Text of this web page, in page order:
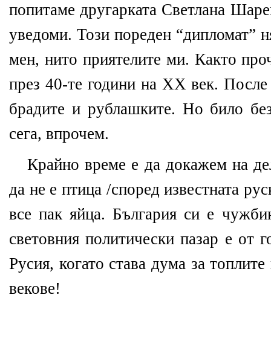
попитаме другарката Светлана
уведоми. Този пореден “дипломат”
мен, нито приятелите ми. Както
през 40-те години на ХХ век. После
брадите и рублашките. Но било
сега, впрочем.
Крайно време е да докажем на
да не е птица /според известната
все пак яйца. България си е
световния политически пазар е от
Русия, когато става дума за
векове!